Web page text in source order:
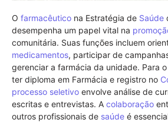
O farmacêutico na Estratégia de Saúde
desempenha um papel vital na
comunitária. Suas funções incluem
medicamentos, participar de
gerenciar a farmácia da unidade. Para
ter diploma em Farmácia e registro no
processo seletivo envolve análise de
escritas e entrevistas. A colaboração
outros profissionais de saúde é